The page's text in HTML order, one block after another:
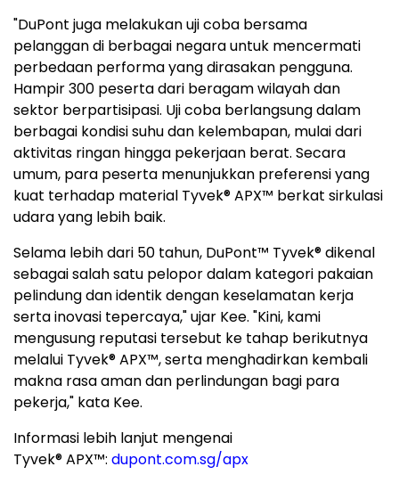
"DuPont juga melakukan uji coba bersama
pelanggan di berbagai negara untuk mencermati
perbedaan performa yang dirasakan pengguna.
Hampir 300 peserta dari beragam wilayah dan
sektor berpartisipasi. Uji coba berlangsung dalam
berbagai kondisi suhu dan kelembapan, mulai dari
aktivitas ringan hingga pekerjaan berat. Secara
umum, para peserta menunjukkan preferensi yang
kuat terhadap material Tyvek® APX™ berkat sirkulasi
udara yang lebih baik.
Selama lebih dari 50 tahun, DuPont™ Tyvek® dikenal
sebagai salah satu pelopor dalam kategori pakaian
pelindung dan identik dengan keselamatan kerja
serta inovasi tepercaya," ujar Kee. "Kini, kami
mengusung reputasi tersebut ke tahap berikutnya
melalui Tyvek® APX™, serta menghadirkan kembali
makna rasa aman dan perlindungan bagi para
pekerja," kata Kee.
Informasi lebih lanjut mengenai
Tyvek®APX™: dupont.com.sg/apx